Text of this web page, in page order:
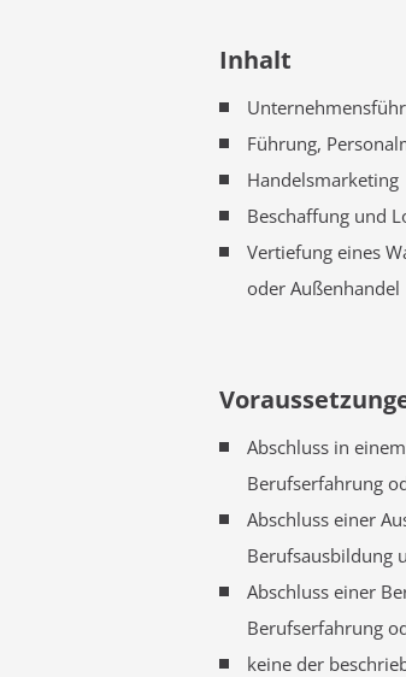
Inhalt
Führung,
Handelsmarketing
Beschaffung und
Vertiefung eines
oder Außenhandel
Abschluss in
Berufserfahrung
Abschluss einer
Berufsausbildung
Abschluss einer
Berufserfahrung
keine der